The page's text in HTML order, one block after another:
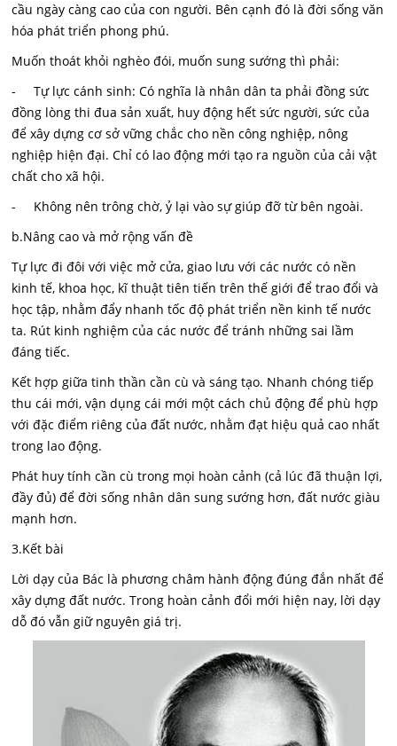
cầu ngày càng cao của con người. Bên cạnh đó là đời sống văn
hóa phát triển phong phú.
Muốn thoát khỏi nghèo đói, muốn sung sướng thì phải:
- Tự lực cánh sinh: Có nghĩa là nhân dân ta phải đồng sức
đồng lòng thi đua sản xuất, huy động hết sức người, sức của
để xây dựng cơ sở vững chắc cho nền công nghiệp, nông
nghiệp hiện đại. Chỉ có lao động mới tạo ra nguồn của cải vật
chất cho xã hội.
- Không nên trông chờ, ỷ lại vào sự giúp đỡ từ bên ngoài.
b.Nâng cao và mở rộng vấn đề
Tự lực đi đôi với việc mở cửa, giao lưu với các nước có nền
kinh tế, khoa học, kĩ thuật tiên tiến trên thế giới để trao đổi và
học tập, nhằm đẩy nhanh tốc độ phát triển nền kinh tế nước
ta. Rút kinh nghiệm của các nước để tránh những sai lầm
đáng tiếc.
Kết hợp giữa tinh thần cần cù và sáng tạo. Nhanh chóng tiếp
thu cái mới, vận dụng cái mới một cách chủ động để phù hợp
với đặc điểm riêng của đất nước, nhằm đạt hiệu quả cao nhất
trong lao động.
Phát huy tính cần cù trong mọi hoàn cảnh (cả lúc đã thuận lợi,
đầy đủ) để đời sống nhân dân sung sướng hơn, đất nước giàu
mạnh hơn.
3.Kết bài
Lời dạy của Bác là phương châm hành động đúng đắn nhất để
xây dựng đất nước. Trong hoàn cảnh đổi mới hiện nay, lời dạy
dỗ đó vẫn giữ nguyên giá trị.